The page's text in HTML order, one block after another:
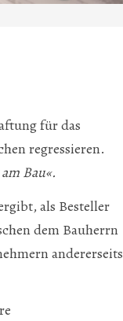
für das
regressieren.
Bau«.
als Besteller
dem Bauherrn
andererseits